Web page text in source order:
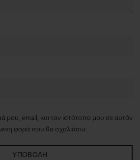
μου, email, και τον ιστότοπο μου σε αυτόν
φορά που θα σχολιάσω.